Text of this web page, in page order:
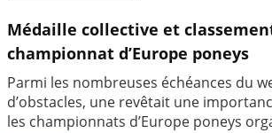
Médaille collective et
championnat d’Europe poneys
Parmi les nombreuses échéances du
d’obstacles, une revêtait une
les championnats d’Europe poneys